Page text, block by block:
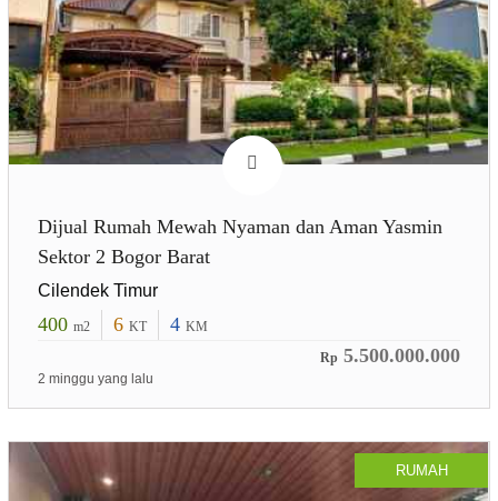
Dijual Rumah Mewah Nyaman dan Aman Yasmin
Sektor 2 Bogor Barat
Cilendek Timur
400 m2 6 KT 4 KM
Rp 5.500.000.000
2 minggu yang lalu
RUMAH